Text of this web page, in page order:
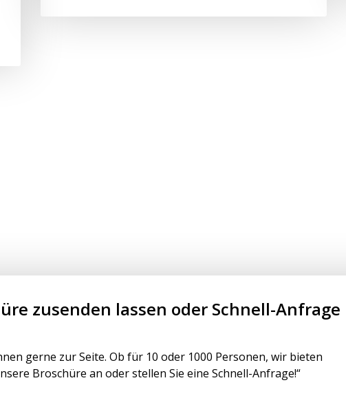
zusenden lassen oder Schnell-Anfrage
gerne zur Seite. Ob für 10 oder 1000 Personen, wir bieten
Broschüre an oder stellen Sie eine Schnell-Anfrage!“